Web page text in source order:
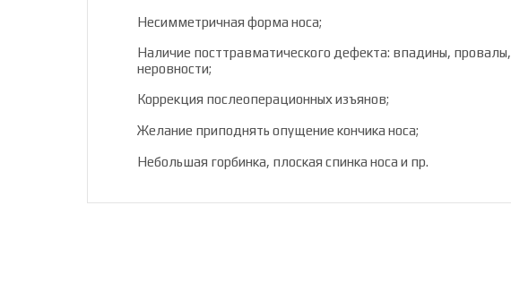
Несимметричная форма носа;
Наличие посттравматического дефекта: впадины, провалы,
неровности;
Коррекция послеоперационных изъянов;
Желание приподнять опущение кончика носа;
Небольшая горбинка, плоская спинка носа и пр.